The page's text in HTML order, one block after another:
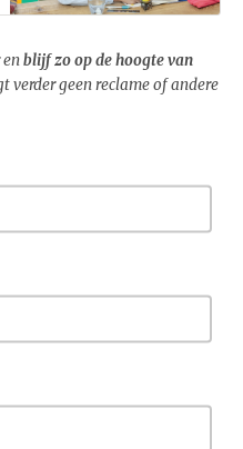
blijf zo op de hoogte van
verder geen reclame of andere